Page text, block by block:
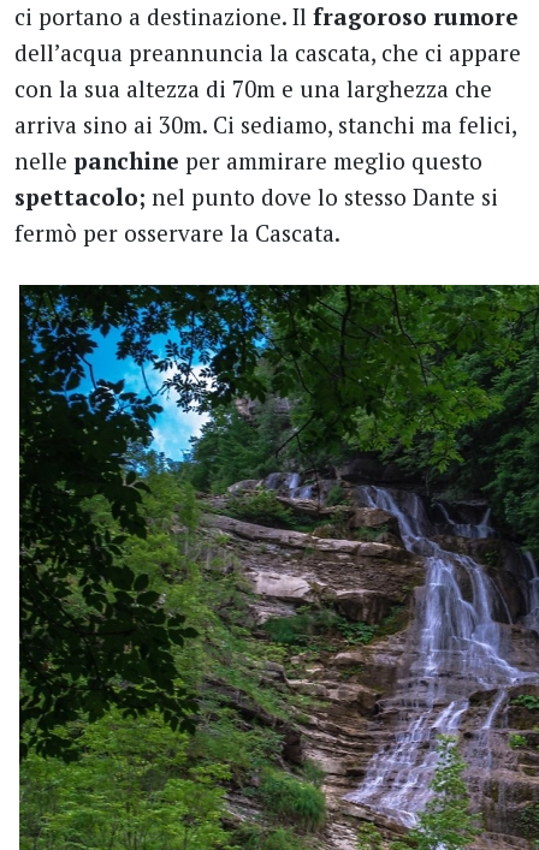
ci portano a destinazione. Il fragoroso rumore
dell’acqua preannuncia la cascata, che ci appare
con la sua altezza di 70m e una larghezza che
arriva sino ai 30m. Ci sediamo, stanchi ma felici,
nelle panchine per ammirare meglio questo
spettacolo; nel punto dove lo stesso Dante si
fermò per osservare la Cascata.